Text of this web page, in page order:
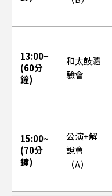
13:00~
(60分
鐘)
和太鼓體
驗會
15:00~
(70分
鐘)
公演+解
說會
（A）